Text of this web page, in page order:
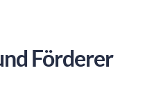
Förderer